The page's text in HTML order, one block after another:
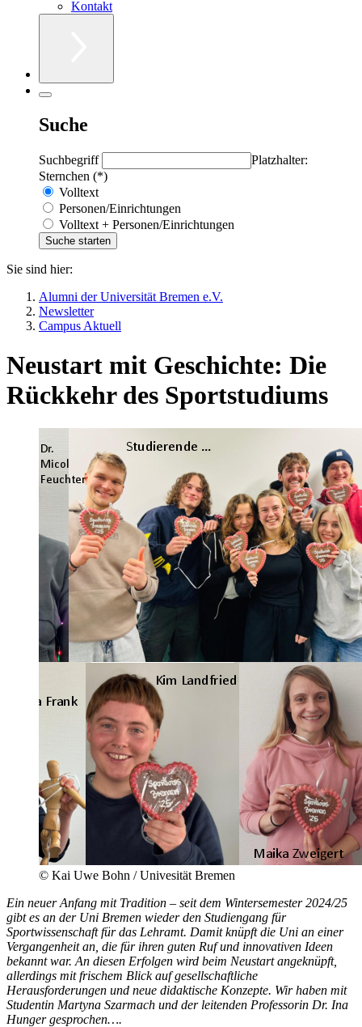
Kontakt
Suche
Suchbegriff
Platzhalter:
Sternchen (*)
Volltext
Personen/Einrichtungen
Volltext + Personen/Einrichtungen
Sie sind hier:
Alumni der Universität Bremen e.V.
Newsletter
Campus Aktuell
Neustart mit Geschichte: Die
Rückkehr des Sportstudiums
© Kai Uwe Bohn / Univesität Bremen
Ein neuer Anfang mit Tradition – seit dem Wintersemester 2024/25
gibt es an der Uni Bremen wieder den Studiengang für
Sportwissenschaft für das Lehramt. Damit knüpft die Uni an einer
Vergangenheit an, die für ihren guten Ruf und innovativen Ideen
bekannt war. An diesen Erfolgen wird beim Neustart angeknüpft,
allerdings mit frischem Blick auf gesellschaftliche
Herausforderungen und neue didaktische Konzepte. Wir haben mit
Studentin Martyna Szarmach und der leitenden Professorin Dr. Ina
Hunger gesprochen….